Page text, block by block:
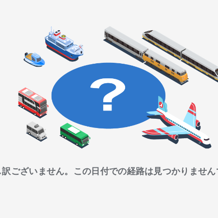
ございません。この日付での経路は見つかりませ